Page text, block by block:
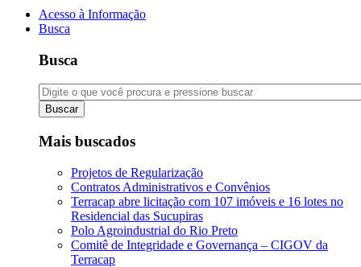
Acesso à Informação
Busca
Busca
Buscar
Mais buscados
Projetos de Regularização
Contratos Administrativos e Convênios
Terracap abre licitação com 107 imóveis e 16 lotes no
Residencial das Sucupiras
Polo Agroindustrial do Rio Preto
Comitê de Integridade e Governança – CIGOV da
Terracap